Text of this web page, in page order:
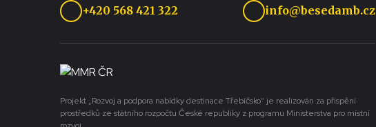
+420 568 421 322 info@besedamb.cz
Projekt „Rozvoj a podpora nabídky destinace Třebíčsko“ je realizován za přispění
prostředků ze státního rozpočtu České republiky z programu Ministerstva pro místní